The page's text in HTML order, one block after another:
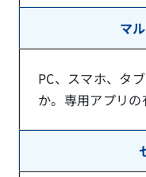
マ
PC、スマホ、タ
か。専用アプリの